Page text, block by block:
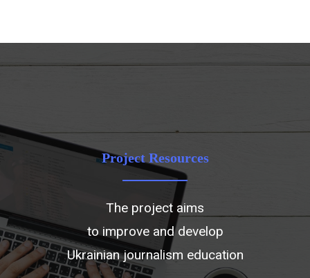
Project Resources
The project aims
to improve and develop
Ukrainian journalism education